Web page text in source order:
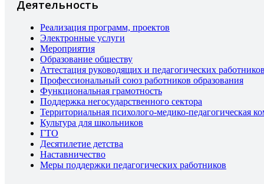
Деятельность
Реализация программ, проектов
Электронные услуги
Мероприятия
Образование обществу
Аттестация руководящих и педагогических работников
Профессиональный союз работников образования
Функциональная грамотность
Поддержка негосударственного сектора
Территориальная психолого-медико-педагогическая
Культура для школьников
ГТО
Десятилетие детства
Наставничество
Меры поддержки педагогических работников